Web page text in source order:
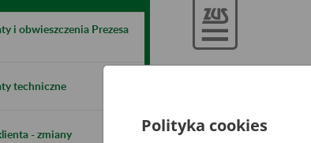
i obwieszczenia Prezesa
techniczne
- zmiany
handlowy
Polityka cookies